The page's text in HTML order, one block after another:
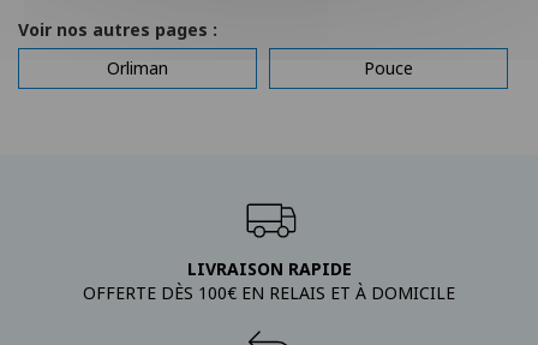
Voir nos autres pages :
Orliman
Pouce
LIVRAISON RAPIDE
OFFERTE DÈS 100€ EN RELAIS ET À DOMICILE